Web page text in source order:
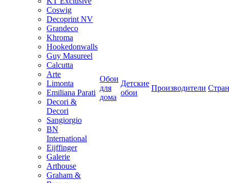
Coswig
Decoprint NV
Grandeco
Khroma
Hookedonwalls
Guy Masureel
Calcutta
Arte
Limonta
Emiliana Parati
Decori &
Decori
Sangiorgio
BN
International
Eijffinger
Galerie
Arthouse
Graham &
Обои
для
дома
Детские
обои
Производители